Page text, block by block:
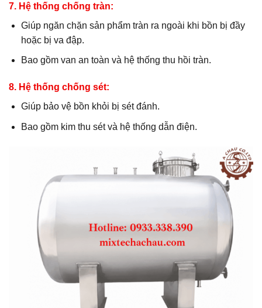
7. Hệ thống chống tràn:
Giúp ngăn chặn sản phẩm tràn ra ngoài khi bồn bị đầy
hoặc bị va đập.
Bao gồm van an toàn và hệ thống thu hồi tràn.
8. Hệ thống chống sét:
Giúp bảo vệ bồn khỏi bị sét đánh.
Bao gồm kim thu sét và hệ thống dẫn điện.